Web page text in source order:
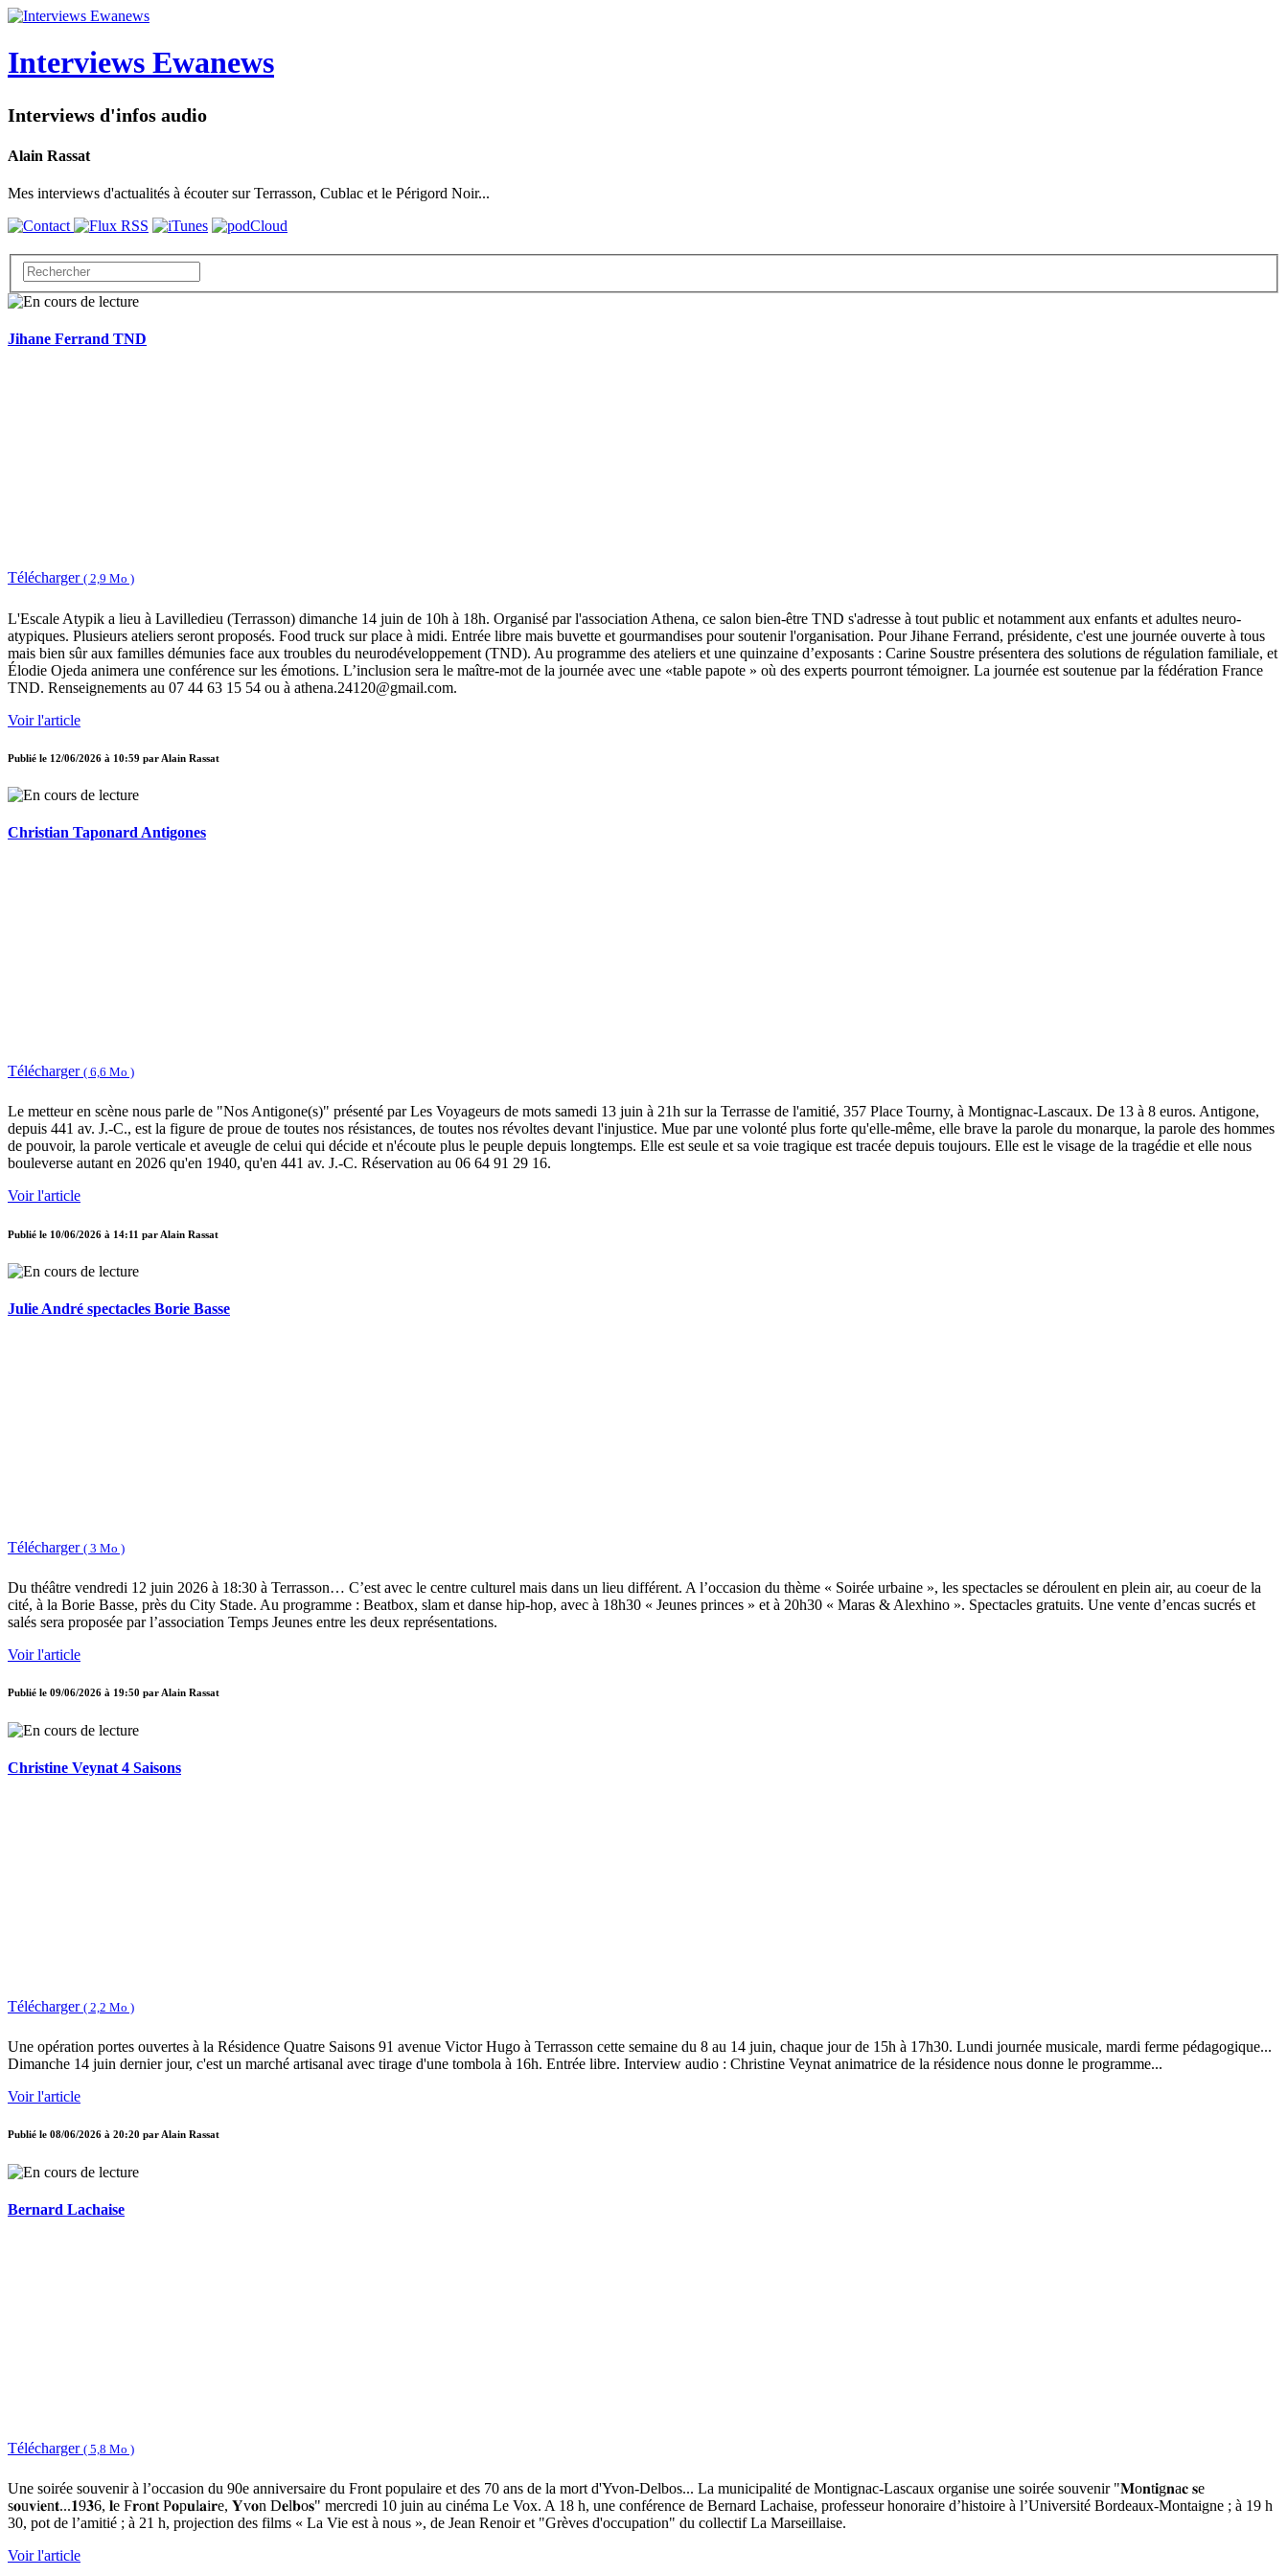
Interviews Ewanews
Interviews d'infos audio
Alain Rassat
Mes interviews d'actualités à écouter sur Terrasson, Cublac et le Périgord Noir...
Jihane Ferrand TND
Télécharger ( 2,9 Mo )
L'Escale Atypik a lieu à Lavilledieu (Terrasson) dimanche 14 juin de 10h à 18h. Organisé par l'association Athena, ce salon bien-être TND s'adresse à tout public et notamment aux enfants et adultes neuro-
atypiques. Plusieurs ateliers seront proposés. Food truck sur place à midi. Entrée libre mais buvette et gourmandises pour soutenir l'organisation. Pour Jihane Ferrand, présidente, c'est une journée ouverte à tous
mais bien sûr aux familles démunies face aux troubles du neurodéveloppement (TND). Au programme des ateliers et une quinzaine d’exposants : Carine Soustre présentera des solutions de régulation familiale, et
Élodie Ojeda animera une conférence sur les émotions. L’inclusion sera le maître-mot de la journée avec une «table papote » où des experts pourront témoigner. La journée est soutenue par la fédération France
TND. Renseignements au 07 44 63 15 54 ou à athena.24120@gmail.com.
Voir l'article
Publié le 12/06/2026 à 10:59 par Alain Rassat
Christian Taponard Antigones
Télécharger ( 6,6 Mo )
Le metteur en scène nous parle de "Nos Antigone(s)" présenté par Les Voyageurs de mots samedi 13 juin à 21h sur la Terrasse de l'amitié, 357 Place Tourny, à Montignac-Lascaux. De 13 à 8 euros. Antigone,
depuis 441 av. J.-C., est la figure de proue de toutes nos résistances, de toutes nos révoltes devant l'injustice. Mue par une volonté plus forte qu'elle-même, elle brave la parole du monarque, la parole des hommes
de pouvoir, la parole verticale et aveugle de celui qui décide et n'écoute plus le peuple depuis longtemps. Elle est seule et sa voie tragique est tracée depuis toujours. Elle est le visage de la tragédie et elle nous
bouleverse autant en 2026 qu'en 1940, qu'en 441 av. J.-C. Réservation au 06 64 91 29 16.
Voir l'article
Publié le 10/06/2026 à 14:11 par Alain Rassat
Julie André spectacles Borie Basse
Télécharger ( 3 Mo )
Du théâtre vendredi 12 juin 2026 à 18:30 à Terrasson… C’est avec le centre culturel mais dans un lieu différent. A l’occasion du thème « Soirée urbaine », les spectacles se déroulent en plein air, au coeur de la
cité, à la Borie Basse, près du City Stade. Au programme : Beatbox, slam et danse hip-hop, avec à 18h30 « Jeunes princes » et à 20h30 « Maras & Alexhino ». Spectacles gratuits. Une vente d’encas sucrés et
salés sera proposée par l’association Temps Jeunes entre les deux représentations.
Voir l'article
Publié le 09/06/2026 à 19:50 parAlain Rassat
Christine Veynat 4 Saisons
Télécharger ( 2,2 Mo )
Une opération portes ouvertes à la Résidence Quatre Saisons 91 avenue Victor Hugo à Terrasson cette semaine du 8 au 14 juin, chaque jour de 15h à 17h30. Lundi journée musicale, mardi ferme pédagogique...
Dimanche 14 juin dernier jour, c'est un marché artisanal avec tirage d'une tombola à 16h. Entrée libre. Interview audio : Christine Veynat animatrice de la résidence nous donne le programme...
Voir l'article
Publié le 08/06/2026 à 20:20 par Alain Rassat
Bernard Lachaise
Télécharger ( 5,8 Mo )
Une soirée souvenir à l’occasion du 90e anniversaire du Front populaire et des 70 ans de la mort d'Yvon-Delbos... La municipalité de Montignac-Lascaux organise une soirée souvenir "𝐌o𝐧t𝐢g𝐧a𝐜 𝐬e
s𝐨u𝐯i𝐞n𝐭...𝟏9𝟑6, 𝐥e F𝐫o𝐧t P𝐨p𝐮l𝐚i𝐫e, 𝐘v𝐨n D𝐞l𝐛o𝐬" mercredi 10 juin au cinéma Le Vox. A 18 h, une conférence de Bernard Lachaise, professeur honoraire d’histoire à l’Université Bordeaux-Montaigne ; à 19 h
30, pot de l’amitié ; à 21 h, projection des films « La Vie est à nous », de Jean Renoir et "Grèves d'occupation" du collectif La Marseillaise.
Voir l'article